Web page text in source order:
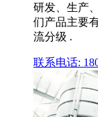
研发、生产
们产品主要
流分级 .
联系电话: